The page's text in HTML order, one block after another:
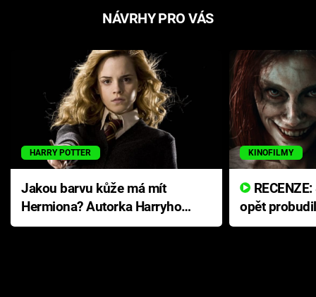
NÁVRHY PRO VÁS
HARRY POTTER
Jakou barvu kůže má mít
Hermiona? Autorka Harryho
Pottera přišla s ráznou
KINOFILMY
opět
přichází s